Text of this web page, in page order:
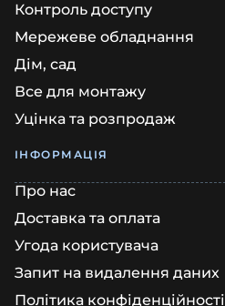
Контроль доступу
Мережеве обладнання
Дім, сад
Все для монтажу
Уцінка та розпродаж
ІНФОРМАЦІЯ
Про нас
Доставка та оплата
Угода користувача
Запит на видалення даних
Політика конфіденційності